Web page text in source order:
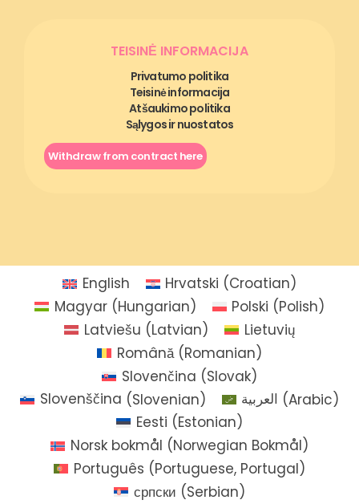
TEISINĖ INFORMACIJA
Privatumo politika
Teisinė informacija
Atšaukimo politika
Sąlygos ir nuostatos
Withdraw from contract here
English Hrvatski (Croatian)
Magyar(Hungarian) Polski (Polish)
Latviešu (Latvian)
Lietuvių
Română(Romanian)
Slovenčina (Slovak)
Slovenščina (Slovenian) العربية (Arabic)
Eesti (Estonian)
Norsk bokmål (Norwegian Bokmål)
Português (Portuguese, Portugal)
српски (Serbian)